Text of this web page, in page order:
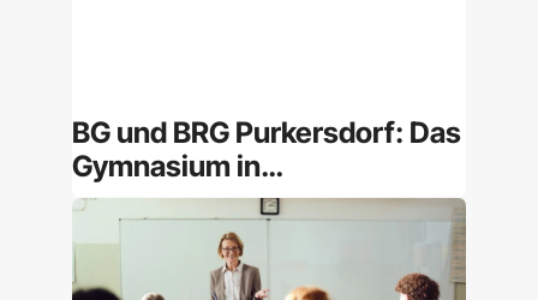
BG und BRG Purkersdorf: Das
Gymnasium in
Niederösterreich im